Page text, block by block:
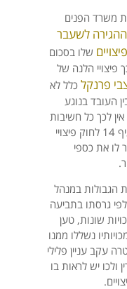
משרד הפנים
לשעבר
שלו בסכום
כך פיצויי הלנה של
פרנקל כלל לא
העובד בנוגע
לכך כל חשיבות
נוכח העובדה שהעובד חתם על סעיף 14 לחוק פיצויי
לו את כספי
הגבולות במנהל
בין השנים 2012-2015. לפי גרסתו בתביעה
שונות, טען
נשללו ממנו
עקב עניין פלילי
יש לראות בו